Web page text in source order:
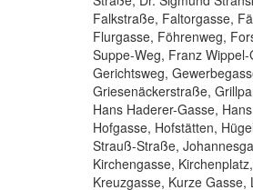
Falkstraße, Faltorgasse,
Flurgasse, Föhrenweg,
Suppe-Weg, Franz
Gerichtsweg,
Griesenäckerstraße,
Hans Haderer-Gasse,
Hofgasse, Hofstätten,
Strauß-Straße,
Kirchengasse,
Kreuzgasse, Kurze